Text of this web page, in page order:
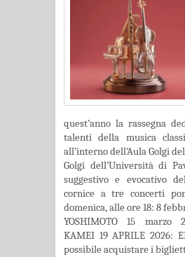
quest’anno la rassegna
talenti della musica
all’interno dell’Aula Golgi
Golgi dell’Università di
suggestivo e evocativo
cornice a tre concerti
domenica, alle ore 18: 8
YOSHIMOTO 15 marzo
KAMEI 19 APRILE 2026:
possibile acquistare i